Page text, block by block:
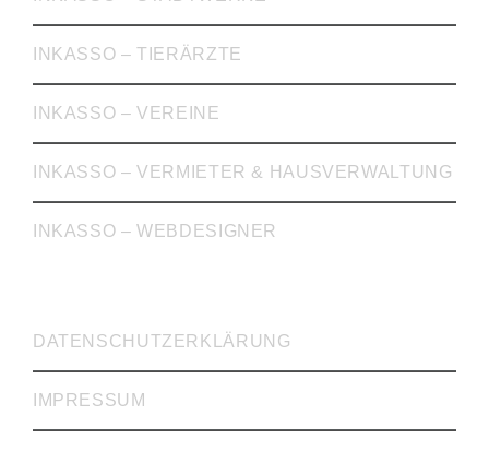
INKASSO – TIERÄRZTE
INKASSO – VEREINE
INKASSO – VERMIETER & HAUSVERWALTUNG
INKASSO – WEBDESIGNER
DATENSCHUTZERKLÄRUNG
IMPRESSUM